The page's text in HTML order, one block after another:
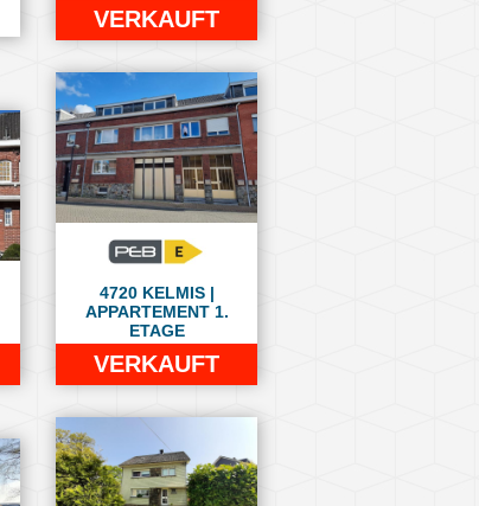
VERKAUFT
4720 KELMIS |
APPARTEMENT 1.
ETAGE
VERKAUFT